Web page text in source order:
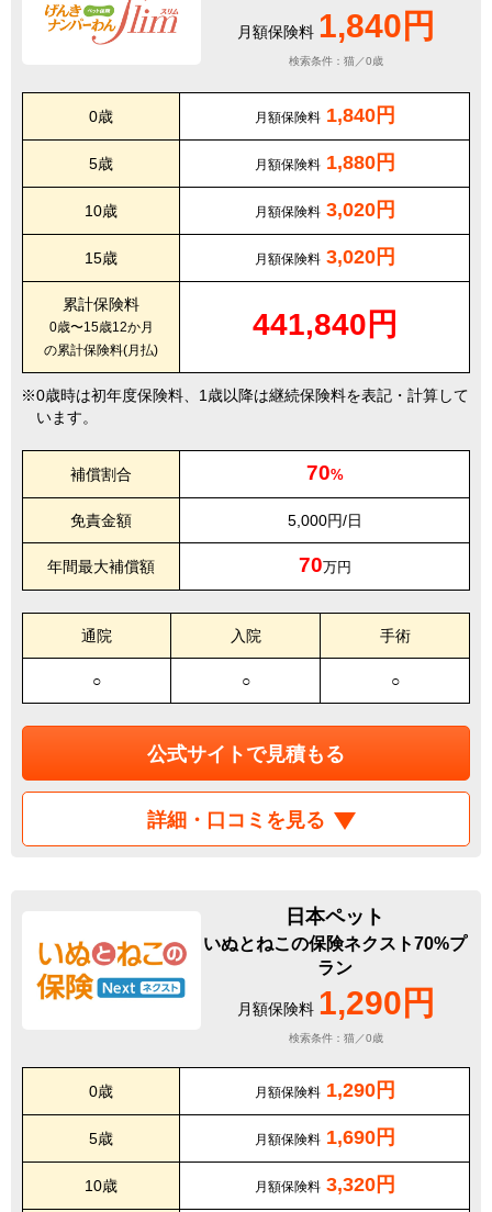
月額保険料 1,840円
検索条件：猫／0歳
0歳 月額保険料 1,840円
5歳 月額保険料 1,880円
10歳 月額保険料 3,020円
15歳 月額保険料 3,020円
累計保険料
0歳〜15歳12か月
の累計保険料(月払)
441,840円
0歳時は初年度保険料、1歳以降は継続保険料を表記・計算して
います。
補償割合 70%
免責金額 5,000円/日
年間最大補償額 70万円
通院 入院 手術
○ ○ ○
公式サイトで見積もる
詳細・口コミを見る
日本ペット
いぬとねこの保険ネクスト70%プ
ラン
月額保険料 1,290円
検索条件：猫／0歳
0歳 月額保険料 1,290円
5歳 月額保険料 1,690円
10歳 月額保険料 3,320円